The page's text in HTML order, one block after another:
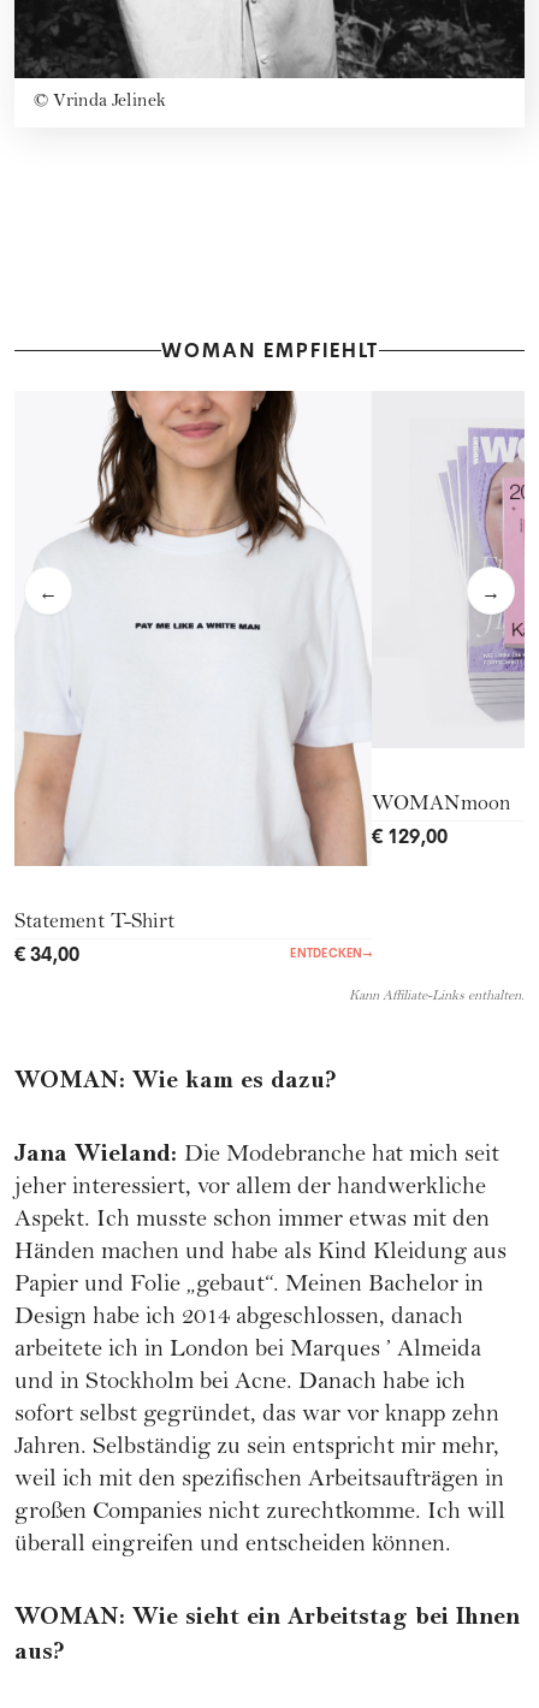
© Vrinda Jelinek
WOMAN EMPFIEHLT
← →
Statement T-Shirt
€ 34,00 ENTDECKEN →
WOMANmoon
€ 129,00
Kann Affiliate-Links enthalten.
WOMAN: Wie kam es dazu?
Jana Wieland: Die Modebranche hat mich seit
jeher interessiert, vor allem der handwerkliche
Aspekt. Ich musste schon immer etwas mit den
Händen machen und habe als Kind Kleidung aus
Papier und Folie „gebaut“. Meinen Bachelor in
Design habe ich 2014 abgeschlossen, danach
arbeitete ich in London bei Marques ’ Almeida
und in Stockholm bei Acne. Danach habe ich
sofort selbst gegründet, das war vor knapp zehn
Jahren. Selbständig zu sein entspricht mir mehr,
weil ich mit den spezifischen Arbeitsaufträgen in
großen Companies nicht zurechtkomme. Ich will
überall eingreifen und entscheiden können.
WOMAN: Wie sieht ein Arbeitstag bei Ihnen
aus?